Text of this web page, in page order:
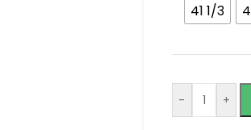
41 1/3
- +